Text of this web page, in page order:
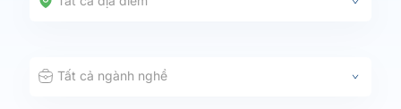
Tất cả ngành nghề